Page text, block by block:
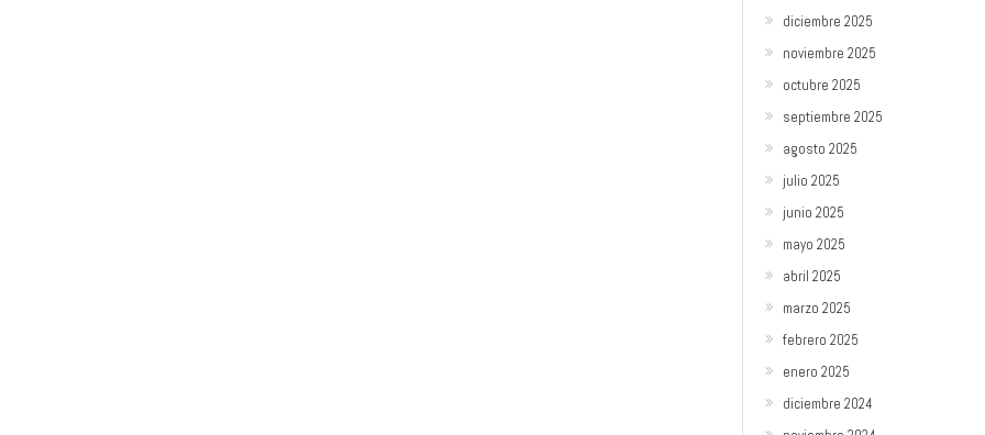
diciembre 2025
noviembre 2025
octubre 2025
septiembre 2025
agosto 2025
julio 2025
junio 2025
mayo 2025
abril 2025
marzo 2025
febrero 2025
enero 2025
diciembre 2024